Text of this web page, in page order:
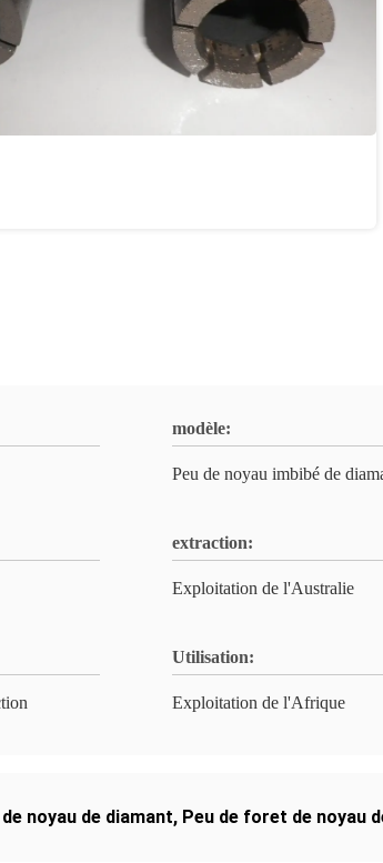
modèle:
Peu de noyau imbibé de
extraction:
Exploitation de l'Australie
Utilisation:
Exploitation de l'Afrique
noyau de diamant, Peu de foret de noyau